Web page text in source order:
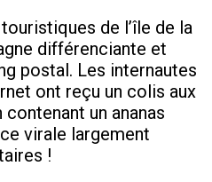
de l’île de la
différenciante et
postal. Les internautes
ont reçu un colis aux
un ananas
virale largement
!